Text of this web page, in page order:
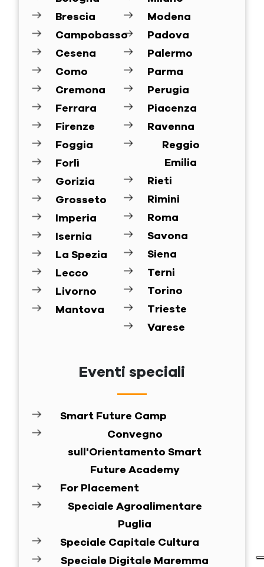
Brescia
Campobasso
Cesena
Como
Cremona
Ferrara
Firenze
Foggia
Forlì
Gorizia
Grosseto
Imperia
Isernia
La Spezia
Lecco
Livorno
Mantova
Modena
Padova
Palermo
Parma
Perugia
Piacenza
Ravenna
Reggio
Emilia
Rieti
Rimini
Roma
Savona
Siena
Terni
Torino
Trieste
Varese
Eventi speciali
Smart Future Camp
Convegno
sull'Orientamento Smart
Future Academy
For Placement
Speciale Agroalimentare
Puglia
Speciale Capitale Cultura
Speciale Digitale Maremma